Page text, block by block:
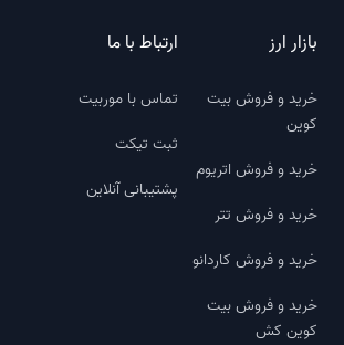
بازار ارز
خرید و فروش بیت
کوین
خرید و فروش اتریوم
خرید و فروش تتر
خرید و فروش کاردانو
خرید و فروش بیت
کوین کش
ارتباط با ما
تماس با موربیت
ثبت تیکت
پشتیبانی آنلاین